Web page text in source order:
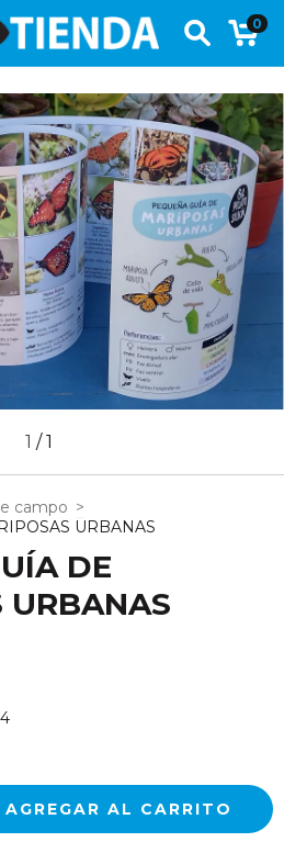
0
1 /1
campo >
URBANAS
DE
URBANAS